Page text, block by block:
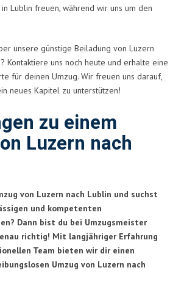
Lublin freuen, während wir uns um den
unsere günstige Beiladung von Luzern
Kontaktiere uns noch heute und erhalte eine
für deinen Umzug. Wir freuen uns darauf,
neues Kapitel zu unterstützen!
zu einem
Luzern nach
von Luzern nach Lublin und suchst
und kompetenten
Dann bist du bei Umzugsmeister
richtig! Mit langjähriger Erfahrung
Team bieten wir dir einen
Umzug von Luzern nach